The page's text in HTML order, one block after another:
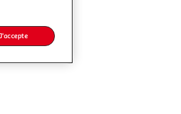
J'accepte